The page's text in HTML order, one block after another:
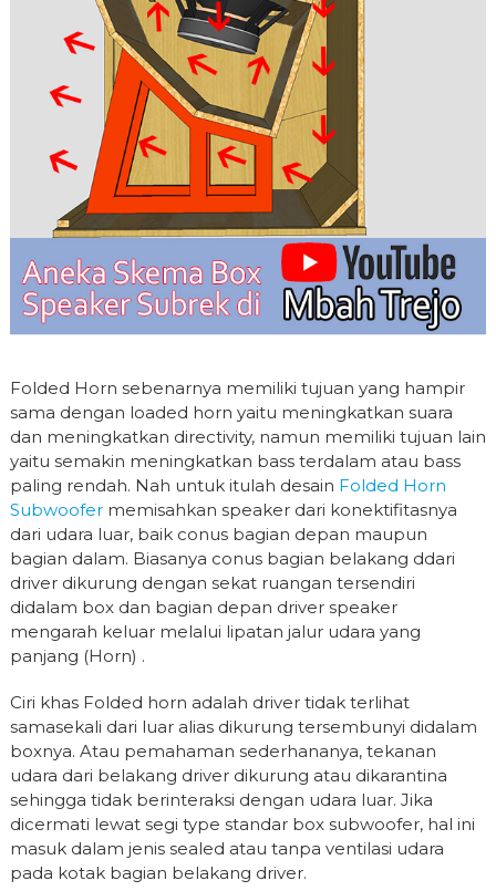
Folded Horn sebenarnya memiliki tujuan yang hampir
sama dengan loaded horn yaitu meningkatkan suara
dan meningkatkan directivity, namun memiliki tujuan lain
yaitu semakin meningkatkan bass terdalam atau bass
paling rendah. Nah untuk itulah desain Folded Horn
Subwoofermemisahkan speaker dari konektifitasnya
dari udara luar, baik conus bagian depan maupun
bagian dalam. Biasanya conus bagian belakang ddari
driver dikurung dengan sekat ruangan tersendiri
didalam box dan bagian depan driver speaker
mengarah keluar melalui lipatan jalur udara yang
panjang (Horn) .
Ciri khas Folded horn adalah driver tidak terlihat
samasekali dari luar alias dikurung tersembunyi didalam
boxnya. Atau pemahaman sederhananya, tekanan
udara dari belakang driver dikurung atau dikarantina
sehingga tidak berinteraksi dengan udara luar. Jika
dicermati lewat segi type standar box subwoofer, hal ini
masuk dalam jenis sealed atau tanpa ventilasi udara
pada kotak bagian belakang driver.